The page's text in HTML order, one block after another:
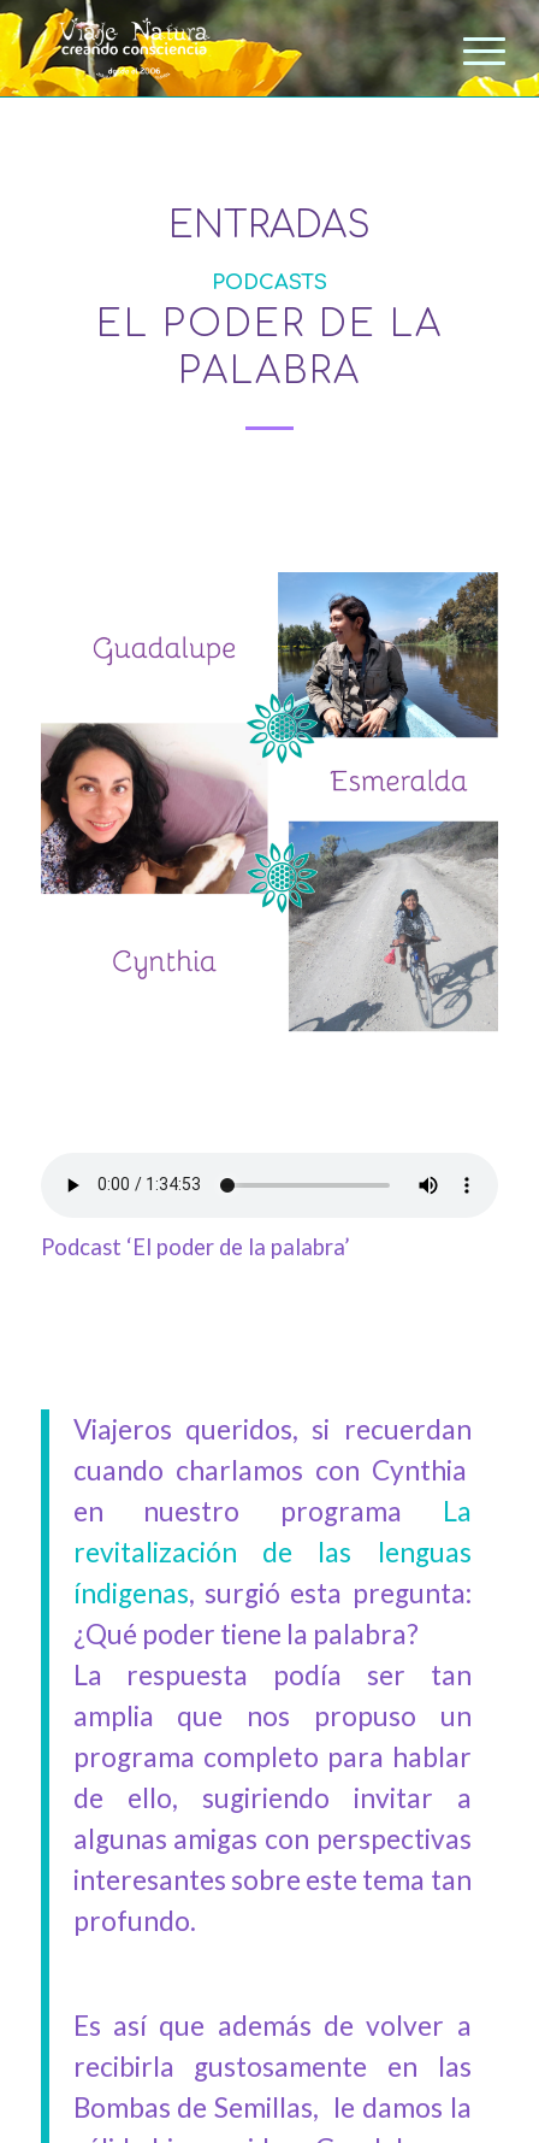
ENTRADAS
PODCASTS
EL PODER DE LA
PALABRA
Podcast ‘El poder de la palabra’
Viajeros queridos, si recuerdan
cuando charlamos con Cynthia
en nuestro programa La
revitalización de las lenguas
índigenas, surgió esta pregunta:
¿Qué poder tiene la palabra?
La respuesta podía ser tan
amplia que nos propuso un
programa completo para hablar
de ello, sugiriendo invitar a
algunas amigas con perspectivas
interesantes sobre este tema tan
profundo.
Es así que además de volver a
recibirla gustosamente en las
Bombas de Semillas, le damos la